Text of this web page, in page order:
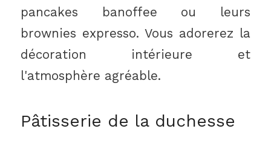
pancakes banoffee ou leurs
brownies expresso. Vous adorerez la
décoration intérieure et
l'atmosphère agréable.
Pâtisserie de la duchesse